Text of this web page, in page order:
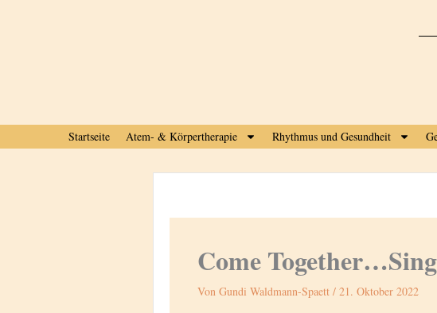
Startseite Atem- & Körpertherapie Rhythmus und Gesundheit
Come
Von Gundi Waldmann-Spaett / 21. Oktober 2022